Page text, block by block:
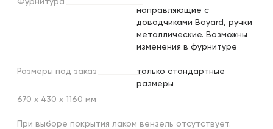
Фурнитура
направляющие с
доводчиками Boyard, ручки
металлические. Возможны
изменения в фурнитуре
Размеры под заказ
только стандартные
размеры
670 х 430 х 1160 мм
При выборе покрытия лаком вензель отсутствует.